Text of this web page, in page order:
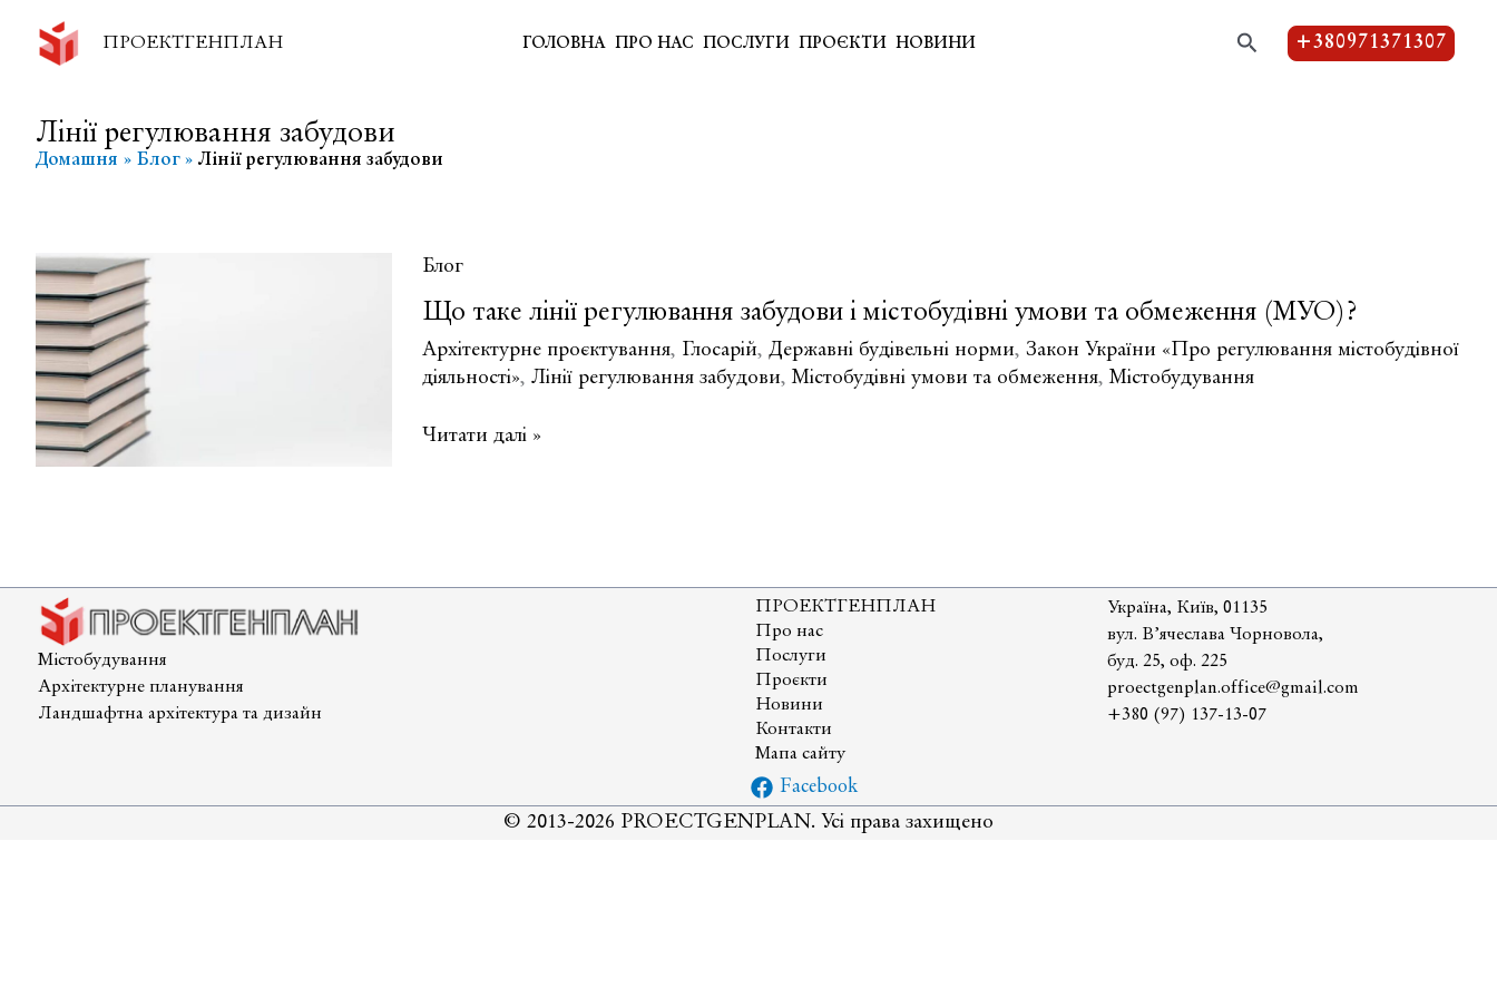
вмісту
ПРОЕКТГЕНПЛАН ГОЛОВНА ПРО НАС ПОСЛУГИ ПРОЄКТИ НОВИНИ Пошук+380971371307
Лінії регулювання забудови
Домашня Блог Лінії регулювання забудови
Блог
Що таке лінії регулювання забудови і містобудівні умови та обмеження (МУО)?
Архітектурне проєктування, Глосарій, Державні будівельні норми, Закон України «Про регулювання містобудівної
діяльності», Лінії регулювання забудови,Містобудівні умови та обмеження,Містобудування
Що
Читати далі »
Містобудування
Архітектурне планування
Ландшафтна архітектура та дизайн
ПРОЕКТГЕНПЛАН
Про нас
Послуги
Проєкти
Новини
Контакти
Мапа сайту
Facebook
Україна, Київ, 01135
вул. В’ячеслава Чорновола,
буд. 25, оф. 225
proectgenplan.office@gmail.com
+380 (97) 137-13-07
© 2013-2026 PROECTGENPLAN. Усі права захищено